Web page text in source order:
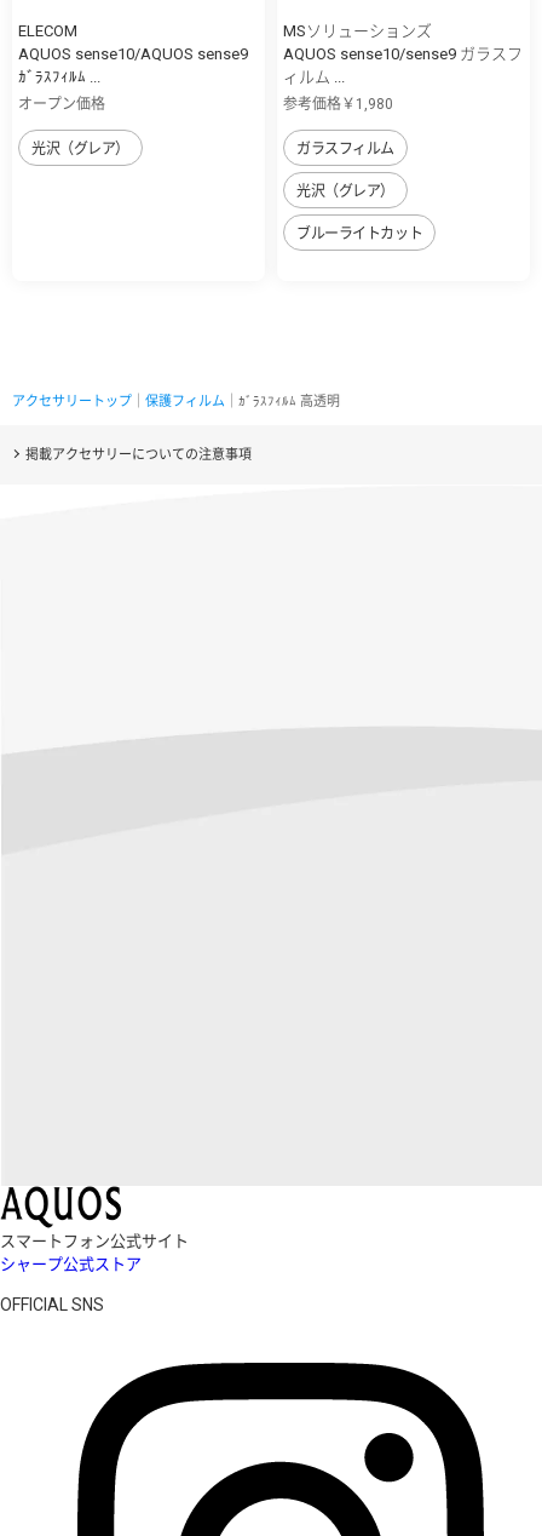
ELECOM
AQUOS sense10/AQUOS sense9
ｶﾞﾗｽﾌｨﾙﾑ ...
オープン価格
光沢（グレア）
MSソリューションズ
AQUOS sense10/sense9 ガラスフ
ィルム ...
参考価格￥1,980
ガラスフィルム
光沢（グレア）
ブルーライトカット
アクセサリートップ 保護フィルム ｜ｶﾞﾗｽﾌｨﾙﾑ 高透明
掲載アクセサリーについての注意事項
スマートフォン公式サイト
シャープ公式ストア
OFFICIAL SNS